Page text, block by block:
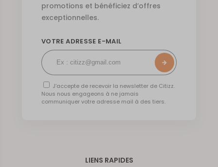
LIENS RAPIDES
promotions et bénéficiez d’offres
exceptionnelles.
VOTRE ADRESSE E-MAIL
J’accepte de recevoir la newsletter de Citizz.
Nous nous engageons à ne jamais
communiquer votre adresse mail à des tiers.